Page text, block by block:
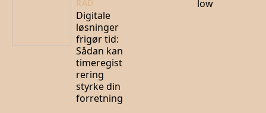
RÅD
Digitale
løsninger
frigør tid:
Sådan kan
timeregist
rering
styrke din
forretning
low